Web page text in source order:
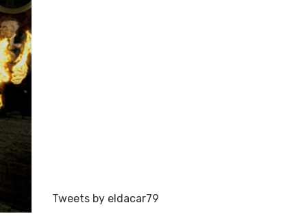
Tweets by eldacar79